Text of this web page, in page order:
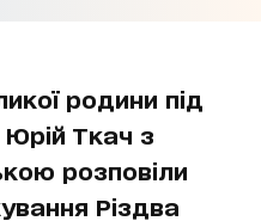
родини під
Ткач з
розповіли
Різдва